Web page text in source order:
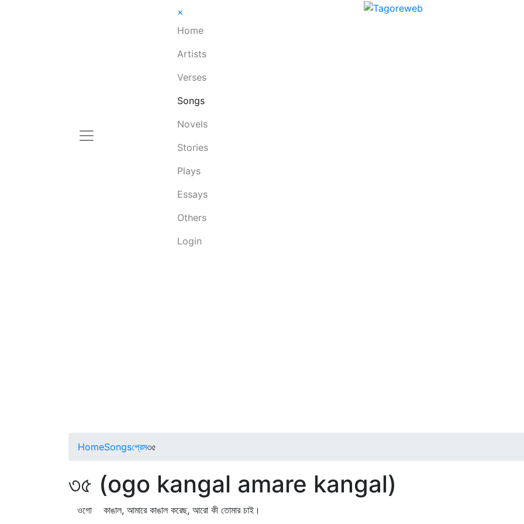
×
Home
Artists
Verses
Songs
Novels
Stories
Plays
Essays
Others
Login
HomeSongsপ্রেম৩৫
৩৫ (ogo kangal amare kangal)
ওগো কাঙাল, আমারে কাঙাল করেছ, আরো কী তোমার চাই।